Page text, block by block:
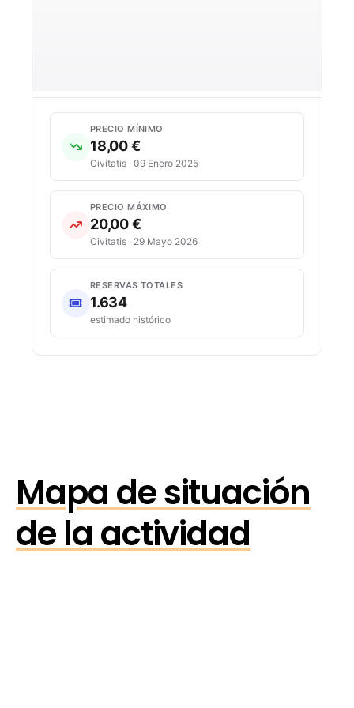
PRECIO MÍNIMO
18,00 €
Civitatis · 09 Enero 2025
PRECIO MÁXIMO
20,00 €
Civitatis · 29 Mayo 2026
RESERVAS TOTALES
1.634
estimado histórico
Mapa de situación
de la actividad